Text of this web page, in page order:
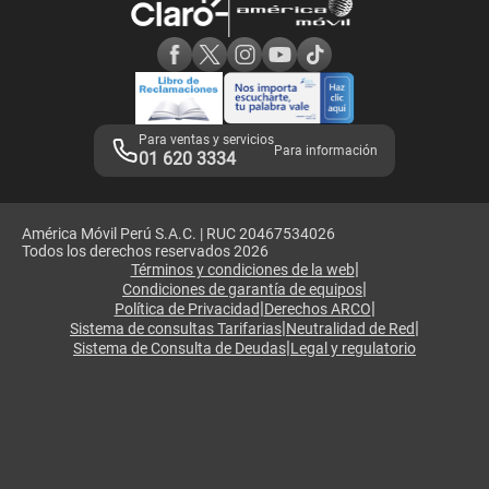
Adquirientes iPhone 6, 6S y SE
Mensaje de Seguridad
Términos y Condiciones de Tienda Claro
Libro de Reclamaciones
Legales de marketplace
Para ventas y servicios
01 620 3334 Para información
América Móvil Perú S.A.C. | RUC 20467534026
Todos los derechos reservados 2026
Términos y condiciones de la web|
Condiciones de garantía de equipos|
Política de Privacidad|Derechos ARCO|
Sistema de consultas Tarifarias|Neutralidad de Red|
Sistema de Consulta de Deudas|Legal y regulatorio